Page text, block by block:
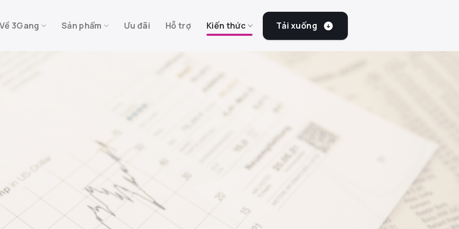
Về 3Gang Sản phẩm Ưu đãi Hỗ trợ Kiến thức Tải xuống
chính cá nhân
các kiến thức và thông tin mới nhất về thị trường đầu tư tài chính